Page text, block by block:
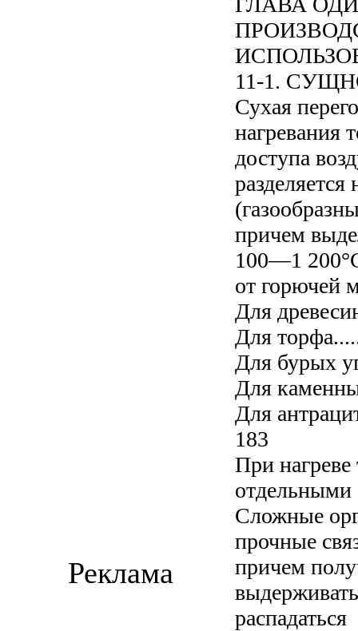
11-1.
Сухая
нагревания
доступа
причем
100—1
от горючей
Для
Для
Для бурых
Для
Для
183
При нагреве
отдельными
Сложные
прочные
причем
распадаться
Реклама